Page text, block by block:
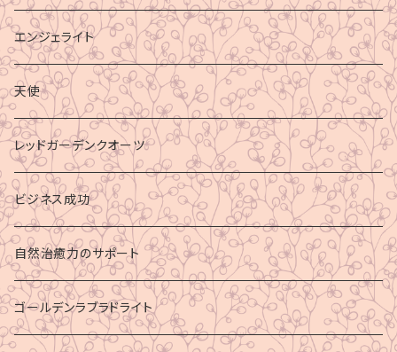
エンジェライト
天使
レッドガーデンクオーツ
ビジネス成功
自然治癒力のサポート
ゴールデンラブラドライト